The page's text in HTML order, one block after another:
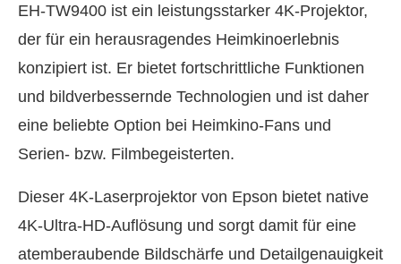
EH‑TW9400 ist ein leistungsstarker 4K‑Projektor,
der für ein herausragendes Heimkinoerlebnis
konzipiert ist. Er bietet fortschrittliche Funktionen
und bildverbessernde Technologien und ist daher
eine beliebte Option bei Heimkino‑Fans und
Serien‑ bzw. Filmbegeisterten.
Dieser 4K‑Laserprojektor von Epson bietet native
4K‑Ultra‑HD‑Auflösung und sorgt damit für eine
atemberaubende Bildschärfe und Detailgenauigkeit